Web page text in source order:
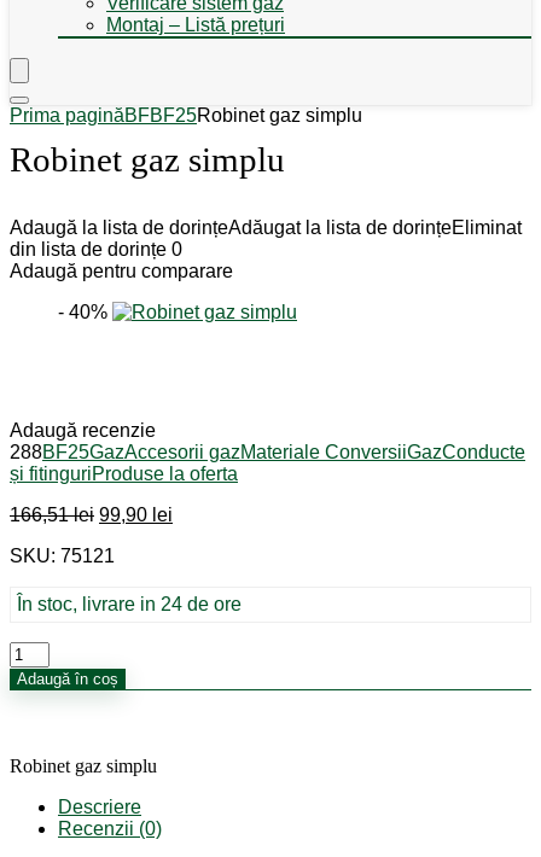
Montaj – Listă prețuri
Prima paginăBFBF25Robinet gaz simplu
Robinet gaz simplu
Adaugă la lista de dorințeAdăugat la lista de dorințeEliminat
din lista de dorințe 0
Adaugă pentru comparare
- 40%
Adaugă recenzie
288BF25GazAccesorii gazMateriale ConversiiGazConducte
și fitinguriProduse la oferta
166,51lei Prețul
a
166,51 lei.
99,90 lei
SKU: 75121
În stoc, livrare in 24 de ore
Cantitate
Robinet
gaz
Adaugă în coș
Robinet gaz simplu
Descriere
Recenzii (0)